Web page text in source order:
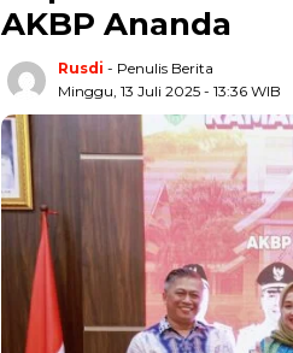
AKBP Ananda
Rusdi - Penulis Berita
Minggu, 13 Juli 2025 - 13:36 WIB